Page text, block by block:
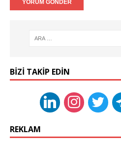
BIZI TAKIP EDIN
REKLAM